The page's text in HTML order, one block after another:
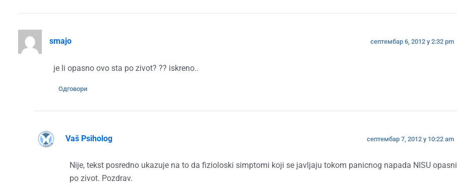
smajo септембар 6, 2012 у 2:32 pm
je li opasno ovo sta po zivot? ?? iskreno..
Одговори
Vaš Psiholog септембар 7, 2012 у 10:22 am
Nije, tekst posredno ukazuje na to da fizioloski simptomi koji se javljaju tokom panicnog napada NISU opasni
po zivot. Pozdrav.